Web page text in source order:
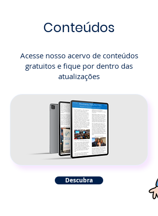
Conteúdos
Acesse nosso acervo de conteúdos
gratuitos e fique por dentro das
atualizações
Descubra